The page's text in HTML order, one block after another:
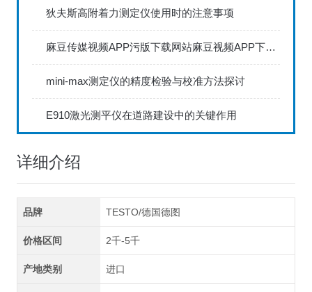
狄夫斯高附着力测定仪使用时的注意事项
麻豆传媒视频APP污版下载网站麻豆视频APP下载IOS具备数据存储和传输功能
mini-max测定仪的精度检验与校准方法探讨
E910激光测平仪在道路建设中的关键作用
详细介绍
品牌 TESTO/德国德图
价格区间 2千-5千
产地类别 进口